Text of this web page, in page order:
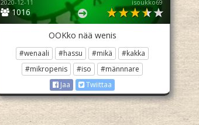
1016
2020-12-11 isoukko69
OOKko nää wenis
#wenaali #hassu #mikä
#kakka
#mikropenis
#iso
#männnare
Jaa
Twiittaa